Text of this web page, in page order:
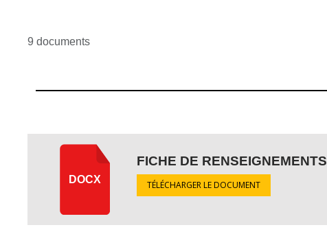
9 documents
DOCX
FICHE DE RENSEIGNEMENTS
TÉLÉCHARGER LE DOCUMENT